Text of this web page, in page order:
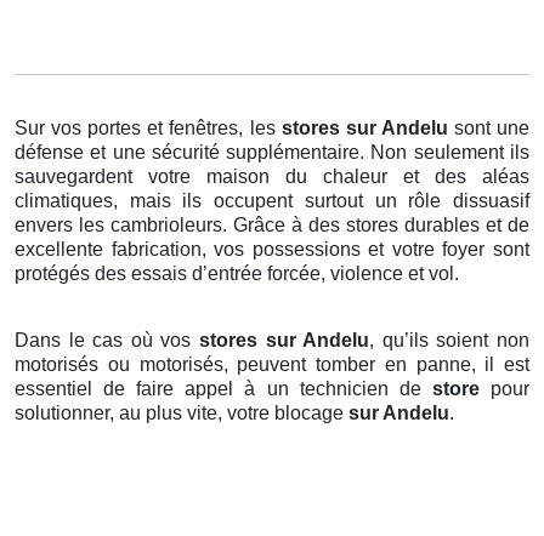
Sur vos portes et fenêtres, les stores sur Andelu sont une
défense et une sécurité supplémentaire. Non seulement ils
sauvegardent votre maison du chaleur et des aléas
climatiques, mais ils occupent surtout un rôle dissuasif
envers les cambrioleurs. Grâce à des stores durables et de
excellente fabrication, vos possessions et votre foyer sont
protégés des essais d’entrée forcée, violence et vol.
Dans le cas où vos stores sur Andelu, qu’ils soient non
motorisés ou motorisés, peuvent tomber en panne, il est
essentiel de faire appel à un technicien de storepour
solutionner, au plus vite, votre blocage sur Andelu.